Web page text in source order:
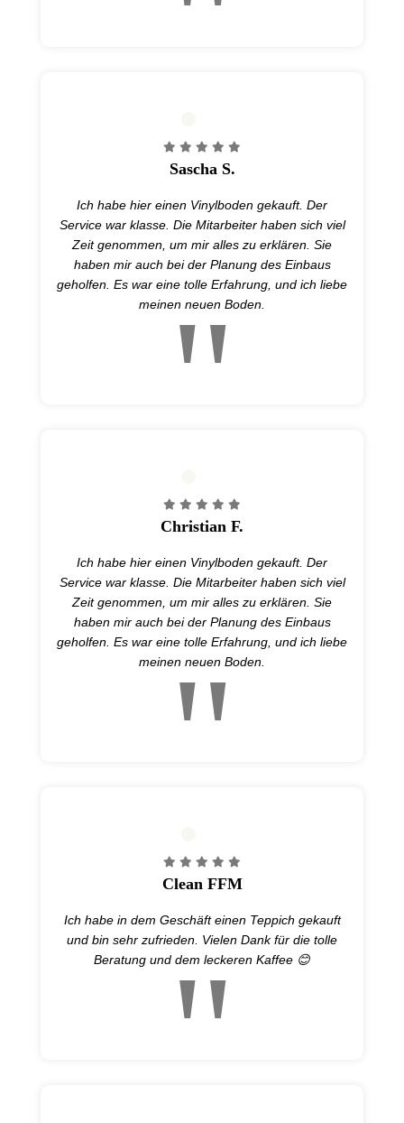
Sascha S.
Ich habe hier einen Vinylboden gekauft. Der
Service war klasse. Die Mitarbeiter haben sich viel
Zeit genommen, um mir alles zu erklären. Sie
haben mir auch bei der Planung des Einbaus
geholfen. Es war eine tolle Erfahrung, und ich liebe
meinen neuen Boden.
Christian F.
Ich habe hier einen Vinylboden gekauft. Der
Service war klasse. Die Mitarbeiter haben sich viel
Zeit genommen, um mir alles zu erklären. Sie
haben mir auch bei der Planung des Einbaus
geholfen. Es war eine tolle Erfahrung, und ich liebe
meinen neuen Boden.
Clean FFM
Ich habe in dem Geschäft einen Teppich gekauft
und bin sehr zufrieden. Vielen Dank für die tolle
Beratung und dem leckeren Kaffee 😊